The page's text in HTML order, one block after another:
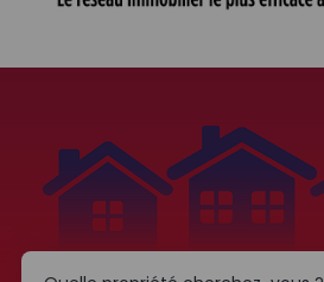
Localisation